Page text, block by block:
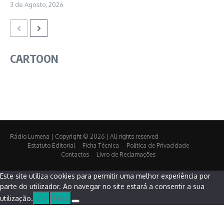
3 de Agosto, 2026
CARTOON
Rádio Lumena | Copyright © 2026 | All rights reserved
Estatuto Editorial
Ficha Técnica
Política de Privacidade
Contactos
Livro de Reclamações
Este site utiliza cookies para permitir uma melhor experiência por
parte do utilizador. Ao navegar no site estará a consentir a sua
utilização. Ok Não